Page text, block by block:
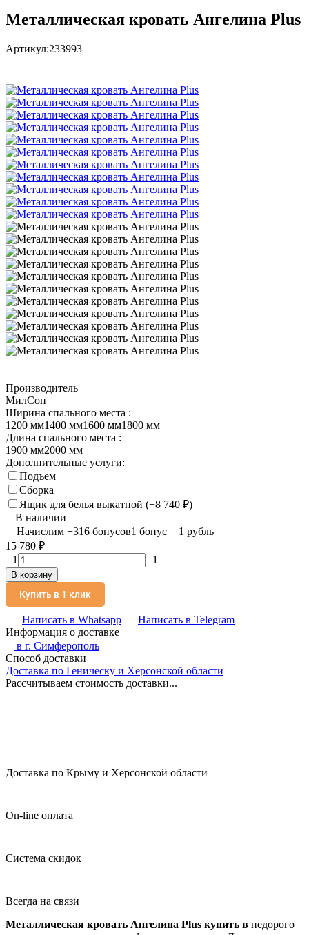
Металлическая кровать Ангелина Plus
Артикул:233993
Производитель
МилСон
Ширина спального места :
1200 мм1400 мм1600 мм1800 мм
Длина спального места :
1900 мм2000 мм
Дополнительные услуги:
Подъем
Сборка
Ящик для белья выкатной (+8 740 ₽)
В наличии
Начислим +316 бонусов1 бонус = 1 рубль
15 780 ₽
1
1
В корзину
Купить в 1 клик
Написать в Whatsapp
Написать в Telegram
Информация о доставке
в г. Симферополь
Способ доставки
Доставка по Геническу и Херсонской области
Рассчитываем стоимость доставки...
Доставка по Крыму и Херсонской области
On-line оплата
Система скидок
Всегда на связи
Металлическая кровать Ангелина Plus купить в недорого